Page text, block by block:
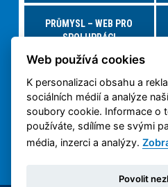
PRŮMYSL – WEB PRO
SPOLUPRÁCI
NABÍDKY PRÁCE – JOBS FS
3D TISK NA ČVUT
Web používá cookies
K personalizaci obsahu a
sociálních médií a analýze
soubory cookie. Informace o
používáte, sdílíme se svými
média, inzerci a analýzy.
Povolit